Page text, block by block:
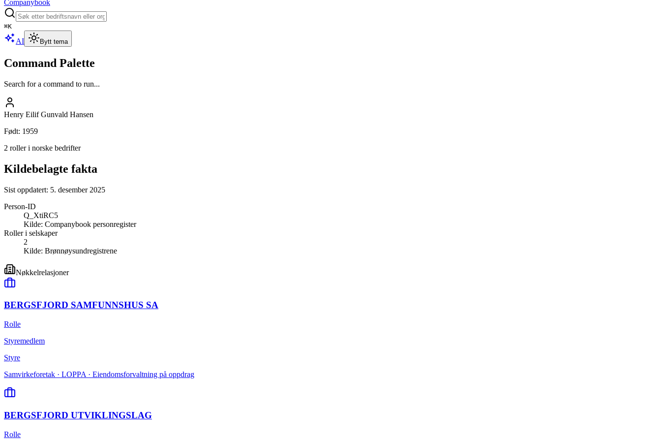
Companybook
⌘K
AI Bytt tema
Command Palette
Search for a command to run...
Henry Eilif Gunvald Hansen
Født: 1959
2 roller i norske bedrifter
Kildebelagte fakta
Sist oppdatert: 5. desember 2025
Person-ID
Q_XtiRC5
Kilde: Companybook personregister
Roller i selskaper
2
Kilde: Brønnøysundregistrene
Nøkkelrelasjoner
BERGSFJORD SAMFUNNSHUS SA
Rolle
Styremedlem
Styre
Samvirkeforetak · LOPPA · Eiendomsforvaltning på oppdrag
BERGSFJORD UTVIKLINGSLAG
Rolle